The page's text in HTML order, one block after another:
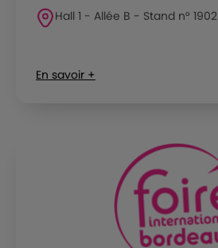
Hall 1 - Allée B - Stand n° 1902
En savoir +